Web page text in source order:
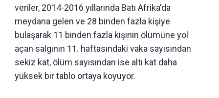
veriler, 2014-2016 yıllarında Batı Afrika'da
meydana gelen ve 28 binden fazla kişiye
bulaşarak 11 binden fazla kişinin ölümüne yol
açan salgının 11. haftasındaki vaka sayısından
sekiz kat, ölüm sayısından ise altı kat daha
yüksek bir tablo ortaya koyuyor.